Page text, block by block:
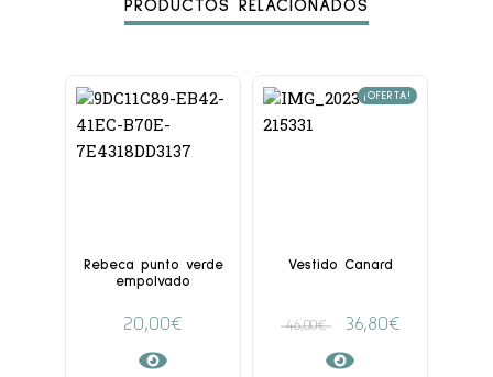
PRODUCTOS RELACIONADOS
Rebeca punto verde
empolvado
20,00€
¡OFERTA!
Vestido Canard
46,00€ 36,80€